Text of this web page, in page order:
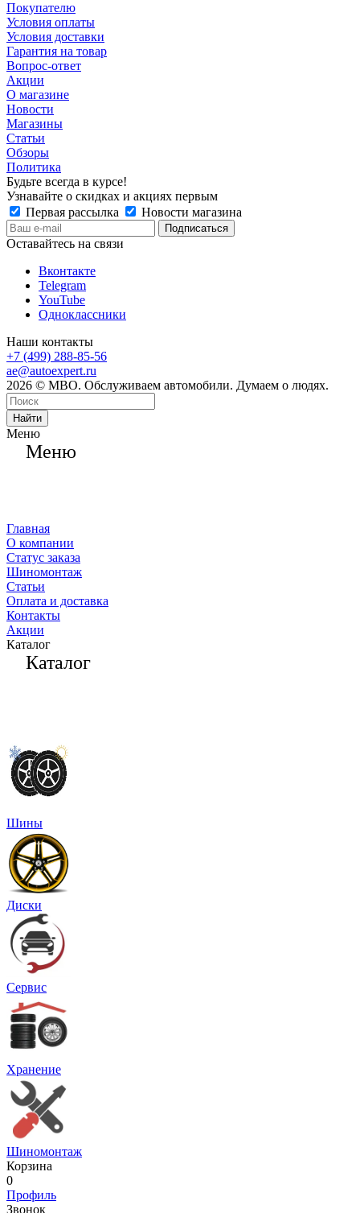
Покупателю
Условия оплаты
Условия доставки
Гарантия на товар
Вопрос-ответ
Акции
О магазине
Новости
Магазины
Статьи
Обзоры
Политика
Будьте всегда в курсе!
Узнавайте о скидках и акциях первым
Первая рассылка
Новости магазина
Оставайтесь на связи
Вконтакте
Telegram
YouTube
Одноклассники
Наши контакты
+7 (499) 288-85-56
ae@autoexpert.ru
2026 © МВО. Обслуживаем автомобили. Думаем о людях.
Найти
Меню
Меню
Главная
О компании
Статус заказа
Шиномонтаж
Статьи
Оплата и доставка
Контакты
Акции
Каталог
Каталог
Шины
Диски
Сервис
Хранение
Шиномонтаж
Корзина
0
Профиль
Звонок